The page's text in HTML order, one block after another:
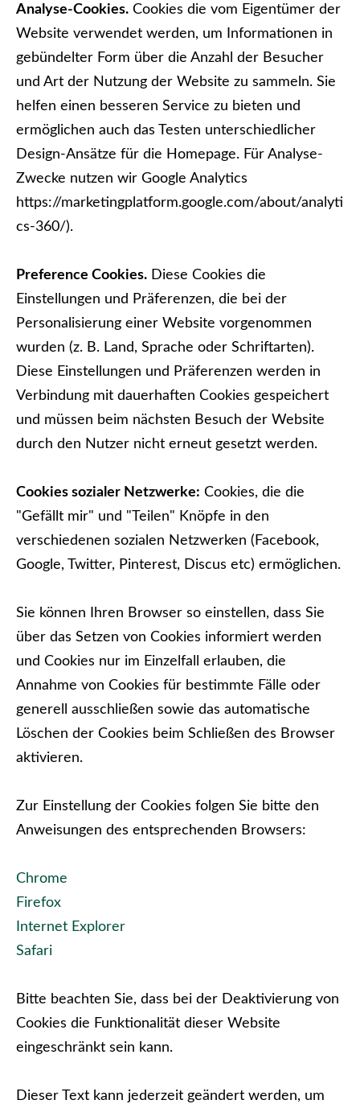
Analyse-Cookies. Cookies die vom Eigentümer der
Website verwendet werden, um Informationen in
gebündelter Form über die Anzahl der Besucher
und Art der Nutzung der Website zu sammeln. Sie
helfen einen besseren Service zu bieten und
ermöglichen auch das Testen unterschiedlicher
Design-Ansätze für die Homepage. Für Analyse-
Zwecke nutzen wir Google Analytics
https://marketingplatform.google.com/about/analyti
cs-360/).
Preference Cookies. Diese Cookies die
Einstellungen und Präferenzen, die bei der
Personalisierung einer Website vorgenommen
wurden (z. B. Land, Sprache oder Schriftarten).
Diese Einstellungen und Präferenzen werden in
Verbindung mit dauerhaften Cookies gespeichert
und müssen beim nächsten Besuch der Website
durch den Nutzer nicht erneut gesetzt werden.
Cookies sozialer Netzwerke: Cookies, die die
"Gefällt mir" und "Teilen" Knöpfe in den
verschiedenen sozialen Netzwerken (Facebook,
Google, Twitter, Pinterest, Discus etc) ermöglichen.
Sie können Ihren Browser so einstellen, dass Sie
über das Setzen von Cookies informiert werden
und Cookies nur im Einzelfall erlauben, die
Annahme von Cookies für bestimmte Fälle oder
generell ausschließen sowie das automatische
Löschen der Cookies beim Schließen des Browser
aktivieren.
Zur Einstellung der Cookies folgen Sie bitte den
Anweisungen des entsprechenden Browsers:
Chrome
Firefox
Internet Explorer
Safari
Bitte beachten Sie, dass bei der Deaktivierung von
Cookies die Funktionalität dieser Website
eingeschränkt sein kann.
Dieser Text kann jederzeit geändert werden, um